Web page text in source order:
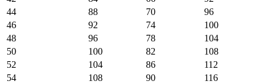
44
88 70
96
46
92 74
100
48
96 78
104
50
100 82
108
52
104 86
112
54
108 90
116